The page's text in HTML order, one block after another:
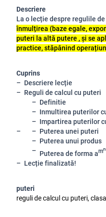
Descriere
La o lecție despre regulile
înmulțirea (baze egale,
puteri la altă putere , și se
practice, stăpânind
Cuprins
Descriere lecție
Reguli de calcul cu puteri
Definitie
Inmultirea puterilor
Impartirea puterilor
Puterea unei puteri
Puterea unui produs
Puterea de forma amn
Lecție finalizată!
puteri
reguli de calcul cu puteri,